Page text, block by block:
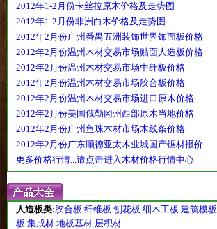
2012年1-2月份卡丝拉原木价格及走势图
2012年1-2月份非洲白木价格及走势图
2012年2月份广州番禺五洲装饰世界饰面板价格
2012年2月份温州木材交易市场贴面人造板价格
2012年2月份温州木材交易市场中纤板价格
2012年2月份温州木材交易市场胶合板价格
2012年2月份温州木材交易市场进口原木价格
2012年2月份美国俄勒冈州西部原木当地价格
2012年2月份广州鱼珠木材市场木线条价格
2012年2月份广东顺德亚太木业城国产锯材报价
更多价格行情...请点击进入木材价格行情中心
人造板类:胶合板 纤维板 刨花板 细木工板 建筑模板
板 集成材 地板基材 层积材